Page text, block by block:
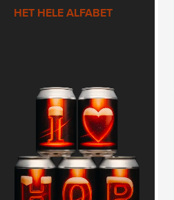
HET HELE ALFABET